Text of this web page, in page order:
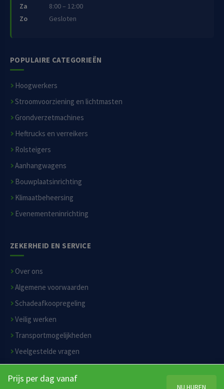
Prijs per dag vanaf
NU HUREN
Za
8:00 – 12:00
Zo
Gesloten
POPULAIRE CATEGORIEËN
Hoogwerkers
Stroomvoorziening en lichtmasten
Grondverzetmachines
Heftrucks en verreikers
Rolsteigers
Aanhangwagens
Bouwplaatsinrichting
Klimaatbeheersing
Evenementeninrichting
ZEKERHEID EN SERVICE
Over ons
Algemene voorwaarden
Schadeafkoopregeling
Veilig werken
Transportmogelijkheden
Veelgestelde vragen
Privacyverklaring
Disclaimer